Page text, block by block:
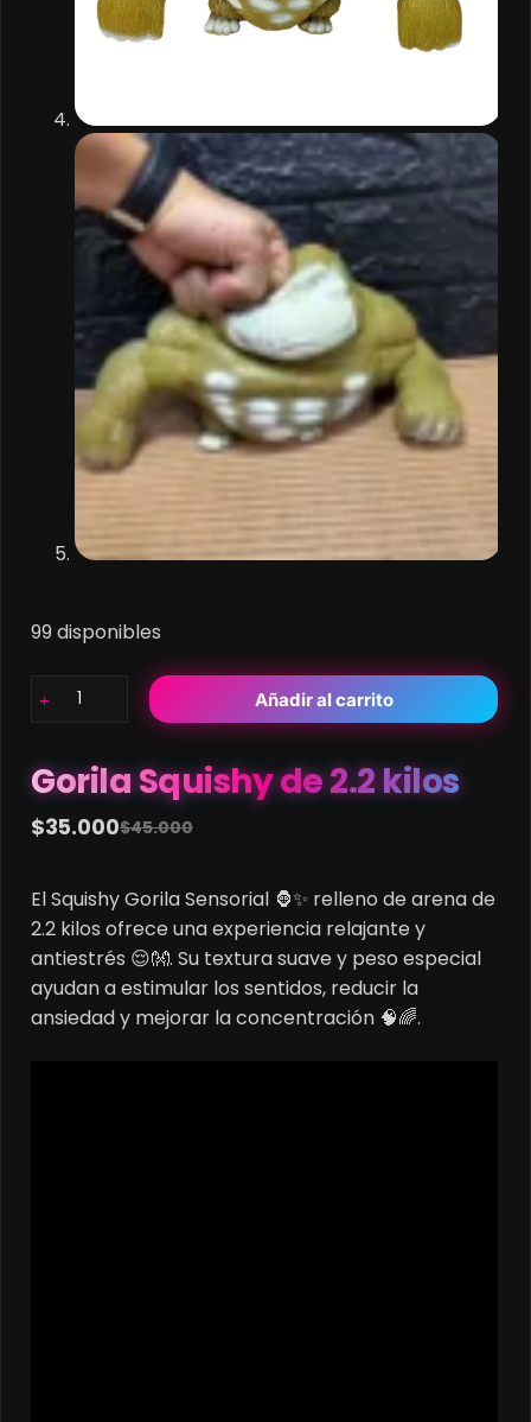
99 disponibles
Gorila
2.2
kilos
cantidad
Añadir al carrito
Gorila Squishy de 2.2 kilos
$45.000
Original
was:
$45.000.
$35.000Current
is:
$35.000.
El Squishy Gorila Sensorial 🦍✨ relleno de arena de
2.2 kilos ofrece una experiencia relajante y
antiestrés 😌👐. Su textura suave y peso especial
ayudan a estimular los sentidos, reducir la
ansiedad y mejorar la concentración 🧠🌈.